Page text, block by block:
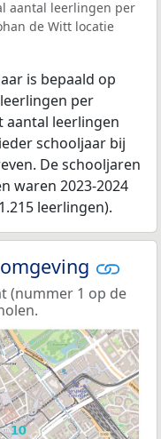
aantal leerlingen per
de Witt locatie
is bepaald op
per
aantal leerlingen
schooljaar bij
De schooljaren
waren 2023-2024
leerlingen).
(nummer 1 op de